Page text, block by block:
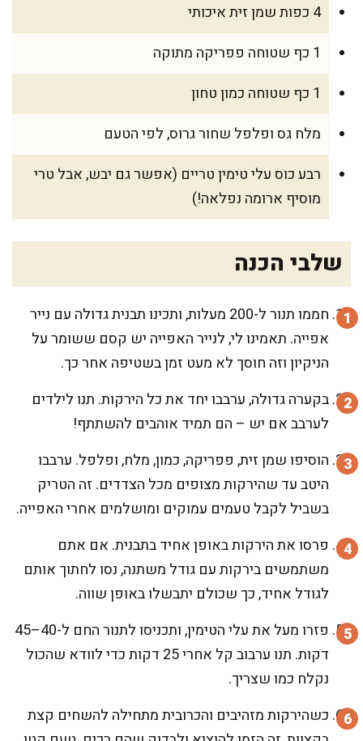
4 כפות שמן זית איכותי
1 כף שטוחה פפריקה מתוקה
1 כף שטוחה כמון טחון
מלח גס ופלפל שחור גרוס, לפי הטעם
רבע כוס עלי טימין טריים (אפשר גם יבש, אבל טרי
מוסיף ארומה נפלאה!)
שלבי הכנה
חממו תנור ל-200 מעלות, ותכינו תבנית גדולה עם נייר
אפייה. תאמינו לי, לנייר האפייה יש קסם ששומר על
הניקיון וזה חוסך לא מעט זמן בשטיפה אחר כך.
בקערה גדולה, ערבבו יחד את כל הירקות. תנו לילדים
לערבב אם יש – הם תמיד אוהבים להשתתף!
הוסיפו שמן זית, פפריקה, כמון, מלח, ופלפל. ערבבו
היטב עד שהירקות מצופים מכל הצדדים. זה הטריק
בשביל לקבל טעמים עמוקים ומושלמים אחרי האפייה.
פרסו את הירקות באופן אחיד בתבנית. אם אתם
משתמשים בירקות עם גודל משתנה, נסו לחתוך אותם
לגודל אחיד, כך שכולם יתבשלו באופן שווה.
פזרו מעל את עלי הטימין, ותכניסו לתנור החם ל-40–45
דקות. תנו ערבוב קל אחרי 25 דקות כדי לוודא שהכול
נקלח כמו שצריך.
כשהירקות מזהיבים והכרובית מתחילה להשחים קצת